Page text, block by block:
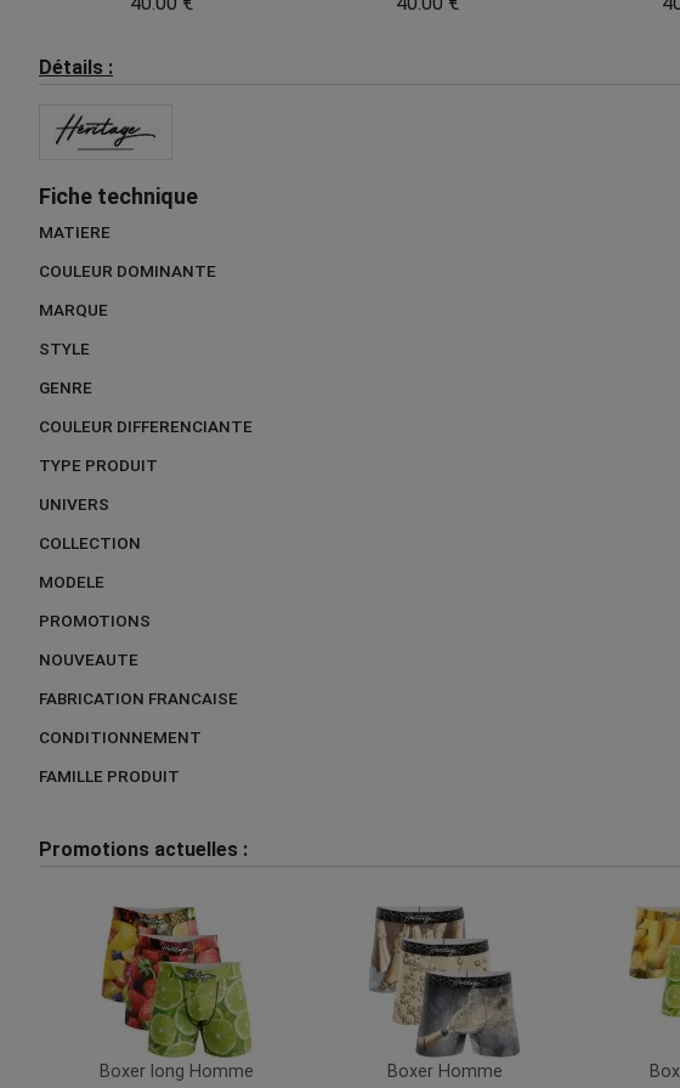
Détails :
Fiche technique
MATIERE
COULEUR DOMINANTE
MARQUE
STYLE
GENRE
COULEUR DIFFERENCIANTE
TYPE PRODUIT
UNIVERS
COLLECTION
MODELE
PROMOTIONS
NOUVEAUTE
FABRICATION FRANCAISE
CONDITIONNEMENT
FAMILLE PRODUIT
Promotions actuelles :
Boxer long Homme Boxer Homme